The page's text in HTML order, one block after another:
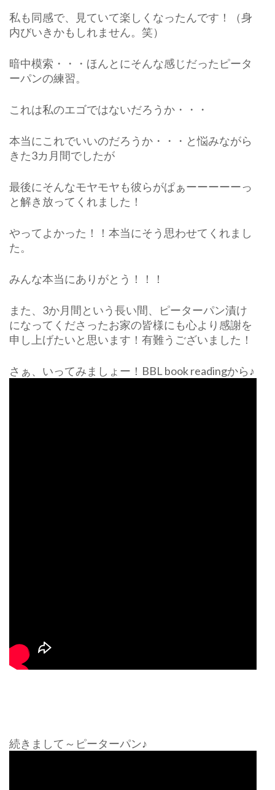
私も同感で、見ていて楽しくなったんです！（身
内びいきかもしれません。笑）
暗中模索・・・ほんとにそんな感じだったピータ
ーパンの練習。
これは私のエゴではないだろうか・・・
本当にこれでいいのだろうか・・・と悩みながら
きた3カ月間でしたが
最後にそんなモヤモヤも彼らがぱぁーーーーーっ
と解き放ってくれました！
やってよかった！！本当にそう思わせてくれまし
た。
みんな本当にありがとう！！！
また、3か月間という長い間、ピーターパン漬け
になってくださったお家の皆様にも心より感謝を
申し上げたいと思います！有難うございました！
さぁ、いってみましょー！BBL book readingから♪
続きまして～ピーターパン♪